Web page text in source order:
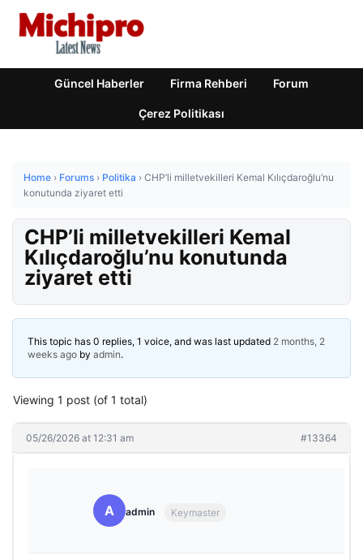
Güncel Haberler Firma Rehberi Forum
Çerez Politikası
Home › Forums › Politika › CHP’li milletvekilleri Kemal Kılıçdaroğlu’nu
konutunda ziyaret etti
CHP’li milletvekilleri Kemal
Kılıçdaroğlu’nu konutunda
ziyaret etti
This topic has 0 replies, 1 voice, and was last updated 2 months, 2
weeks ago by admin.
Viewing 1 post (of 1 total)
05/26/2026 at 12:31 am #13364
A admin Keymaster